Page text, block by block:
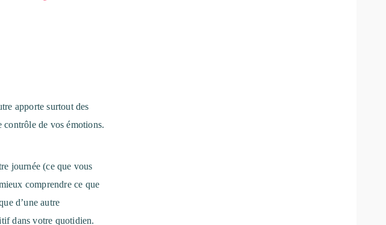
apporte surtout des
contrôle de vos émotions.
journée (ce que vous
comprendre ce que
d’une autre
dans votre quotidien.